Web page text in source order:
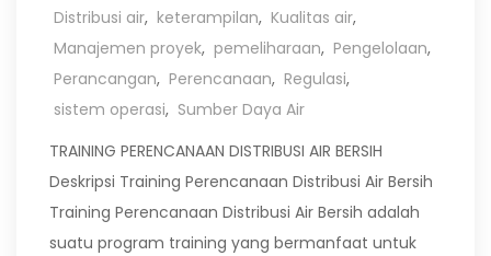
Distribusi air, keterampilan, Kualitas air,
Manajemen proyek, pemeliharaan, Pengelolaan,
Perancangan, Perencanaan, Regulasi,
sistem operasi, Sumber Daya Air
TRAINING PERENCANAAN DISTRIBUSI AIR BERSIH
Deskripsi Training Perencanaan Distribusi Air Bersih
Training Perencanaan Distribusi Air Bersih adalah
suatu program training yang bermanfaat untuk